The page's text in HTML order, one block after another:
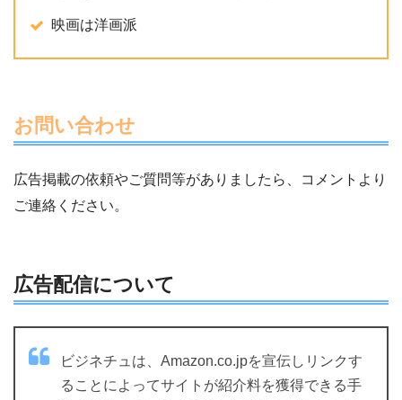
映画は洋画派
お問い合わせ
広告掲載の依頼やご質問等がありましたら、コメントより
ご連絡ください。
広告配信について
ビジネチュは、Amazon.co.jpを宣伝しリンクす
ることによってサイトが紹介料を獲得できる手